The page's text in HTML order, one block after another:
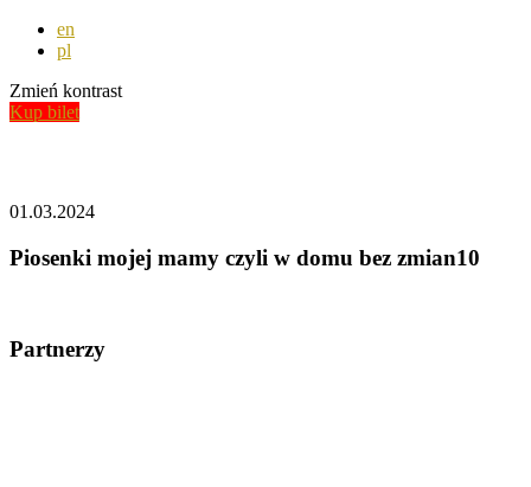
en
pl
Zmień kontrast
Kup bilet
01.03.2024
Piosenki mojej mamy czyli w domu bez zmian10
Partnerzy